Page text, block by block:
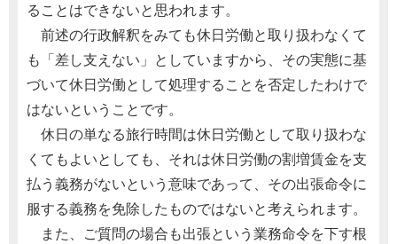
ることはできないと思われます。
前述の行政解釈をみても休日労働と取り扱わなくて
も「差し支えない」としていますから、その実態に基
づいて休日労働として処理することを否定したわけで
はないということです。
休日の単なる旅行時間は休日労働として取り扱わな
くてもよいとしても、それは休日労働の割増賃金を支
払う義務がないという意味であって、その出張命令に
服する義務を免除したものではないと考えられます。
また、ご質問の場合も出張という業務命令を下す根